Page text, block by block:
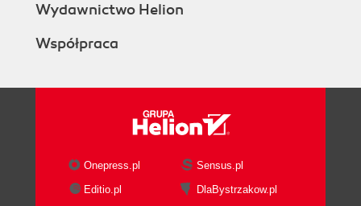
Wydawnictwo Helion
Współpraca
Onepress.pl
Sensus.pl
Editio.pl
DlaBystrzakow.pl